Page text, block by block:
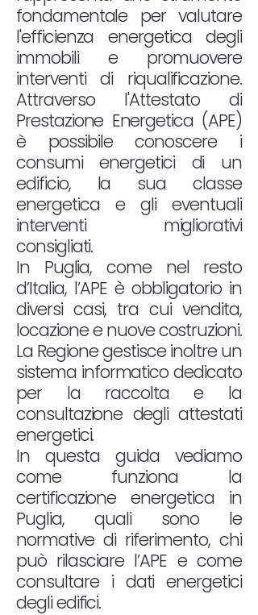
fondamentale per valutare
l'efficienza energetica degli
immobili e promuovere
interventi di riqualificazione.
Attraverso l'Attestato di
Prestazione Energetica (APE)
è possibile conoscere i
consumi energetici di un
edificio, la sua classe
energetica e gli eventuali
interventi migliorativi
consigliati.
In Puglia, come nel resto
d’Italia, l’APE è obbligatorio in
diversi casi, tra cui vendita,
locazione e nuove costruzioni.
La Regione gestisce inoltre un
sistema informatico dedicato
per la raccolta e la
consultazione degli attestati
energetici.
In questa guida vediamo
come funziona la
certificazione energetica in
Puglia, quali sono le
normative di riferimento, chi
può rilasciare l’APE e come
consultare i dati energetici
degli edifici.